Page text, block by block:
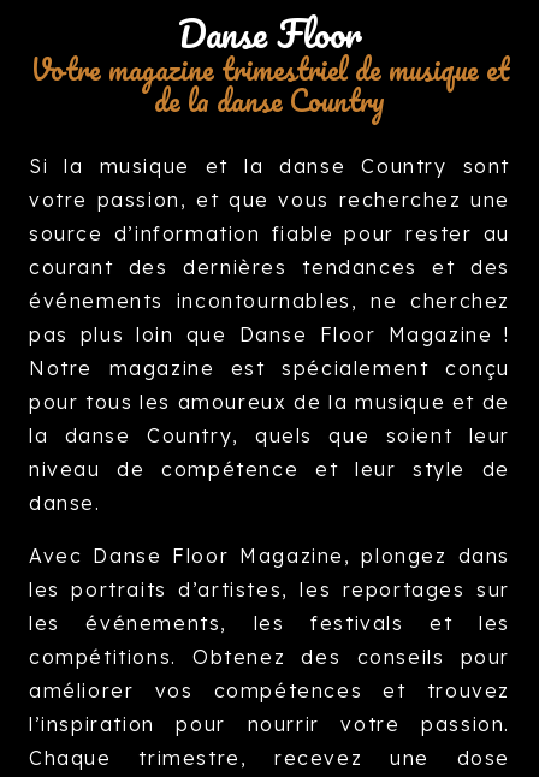
Danse Floor
Votre magazine trimestriel de musique et
de la danse Country
Si la musique et la danse Country sont
votre passion, et que vous recherchez une
source d’information fiable pour rester au
courant des dernières tendances et des
événements incontournables, ne cherchez
pas plus loin que Danse Floor Magazine !
Notre magazine est spécialement conçu
pour tous les amoureux de la musique et de
la danse Country, quels que soient leur
niveau de compétence et leur style de
danse.
Avec Danse Floor Magazine, plongez dans
les portraits d’artistes, les reportages sur
les événements, les festivals et les
compétitions. Obtenez des conseils pour
améliorer vos compétences et trouvez
l’inspiration pour nourrir votre passion.
Chaque trimestre, recevez une dose